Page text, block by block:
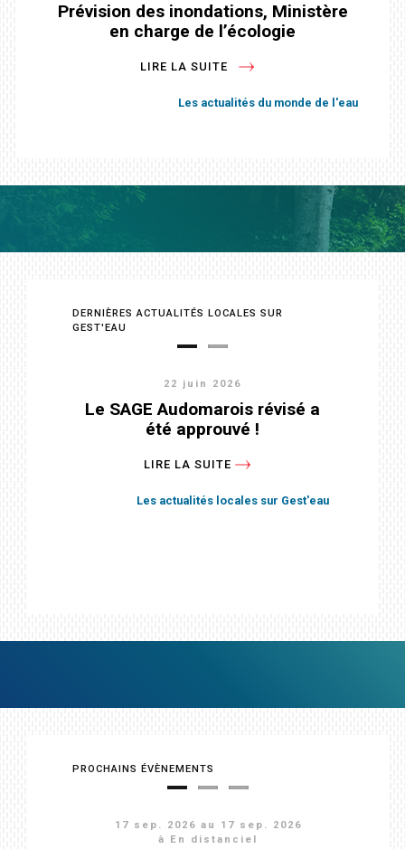
Prévision des inondations, Ministère
en charge de l’écologie
LIRE LA SUITE
Les actualités du monde de l'eau
Stratégie de développement durable -
Agenda 2030
LIRE LA SUITE
Les actualités du monde de l'eau
Les chiffres-clés de l'OIEau
DERNIÈRES ACTUALITÉS LOCALES SUR
GEST'EAU
22 juin 2026
Le SAGE Audomarois révisé a
été approuvé !
LIRE LA SUITE
Les actualités locales sur Gest'eau
11 juin 2026
Validation du diagnostic et avis
favorable sur le programme
PROCHAINS ÉVÈNEMENTS
17 sep. 2026 au
17 sep. 2026
à En distanciel
24 nov. 2026 au
26 nov. 2026
à Salon-de-Provence
14 déc. 2026 16 déc. 2026